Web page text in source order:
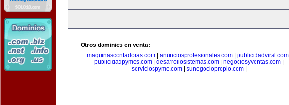
Otros dominios en venta:
maquinascontadoras.com| anunciosprofesionales.com| publicidadviral.com|
publicidadpymes.com
desarrollosistemas.com negociosyventas.com
serviciospyme.com| sunegociopropio.com|